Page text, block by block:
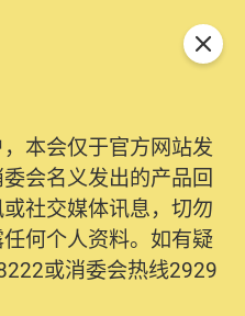
本会仅于官方网站发
会名义发出的产品回
社交媒体讯息，切勿
何个人资料。如有疑
或消委会热线2929
关闭